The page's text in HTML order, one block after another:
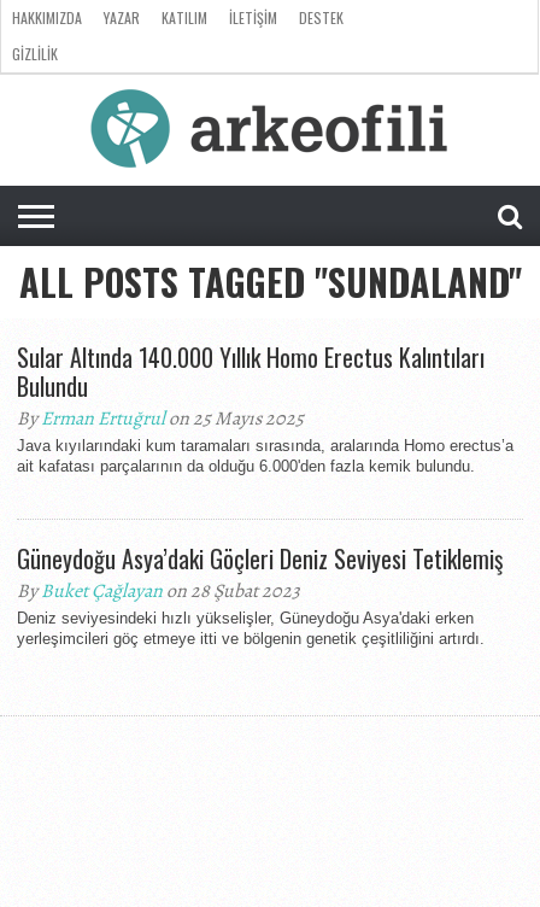
ARKEOLOJI
ANTROPOLOJI
PALEONTOLOJI
EVRIM
DOSYA
CEVAP
RÖPORTAJ
HAKKIMIZDA YAZAR KATILIM İLETIŞIM
DESTEK
GIZLILIK
ALL POSTS TAGGED "SUNDALAND"
Sular Altında 140.000 Yıllık Homo Erectus Kalıntıları
Bulundu
ByErman Ertuğrulon 25 Mayıs 2025
Java kıyılarındaki kum taramaları sırasında, aralarında Homo erectus’a
ait kafatası parçalarının da olduğu 6.000'den fazla kemik bulundu.
Güneydoğu Asya’daki Göçleri Deniz Seviyesi Tetiklemiş
ByBuket Çağlayanon 28 Şubat 2023
Deniz seviyesindeki hızlı yükselişler, Güneydoğu Asya'daki erken
yerleşimcileri göç etmeye itti ve bölgenin genetik çeşitliliğini artırdı.